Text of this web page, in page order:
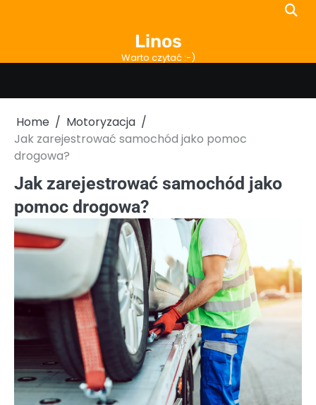
Linos
Warto czytać :-)
Home
Motoryzacja
Jak zarejestrować samochód jako pomoc
drogowa?
Jak zarejestrować samochód jako
pomoc drogowa?